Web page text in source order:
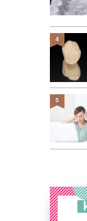
4
5